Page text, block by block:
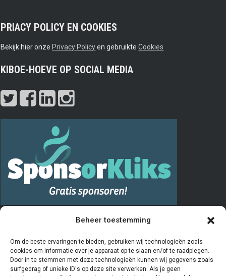
Beheer toestemming
Om de beste ervaringen te bieden, gebruiken wij technologieën zoals
cookies om informatie over je apparaat op te slaan en/of te raadplegen.
Door in te stemmen met deze technologieën kunnen wij gegevens zoals
surfgedrag of unieke ID's op deze site verwerken. Als je geen
PRIACY POLICY EN COOKIES
Bekijk hier onze Privacy Policyen gebruikteCookies
KIBOE-HOEVE OP SOCIAL MEDIA
De “Vrienden van” registratie verloopt via het invullen en opsturen van
het aanmeldingsformulier. De door u ingevulde gegevens worden
door de penningmeester van de stichting Vrienden van Kiboe-hoeve